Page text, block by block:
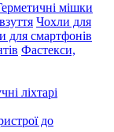
мішки
Чохли для
для смартфонів
Фастекси,
ліхтарі
до